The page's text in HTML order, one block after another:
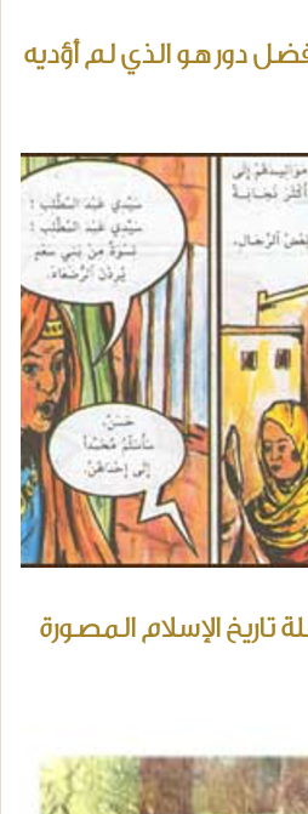
دور هو الذي لم أؤديه
الإسلام المصورة